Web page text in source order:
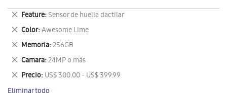
Feature Sensor de huella dactilar
Eliminar
este
artículo
Color Awesome Lime
Eliminar
este
artículo
Memoria 256GB
Eliminar
este
artículo
Camara 24MP o más
Eliminar
este
artículo
Precio US$ 300.00 - US$ 399.99
Eliminar
este